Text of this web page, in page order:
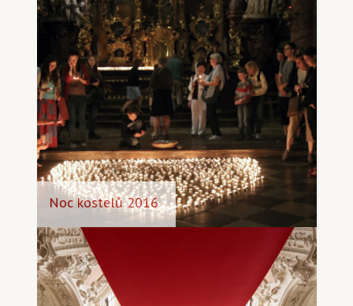
Noc kostelů 2016